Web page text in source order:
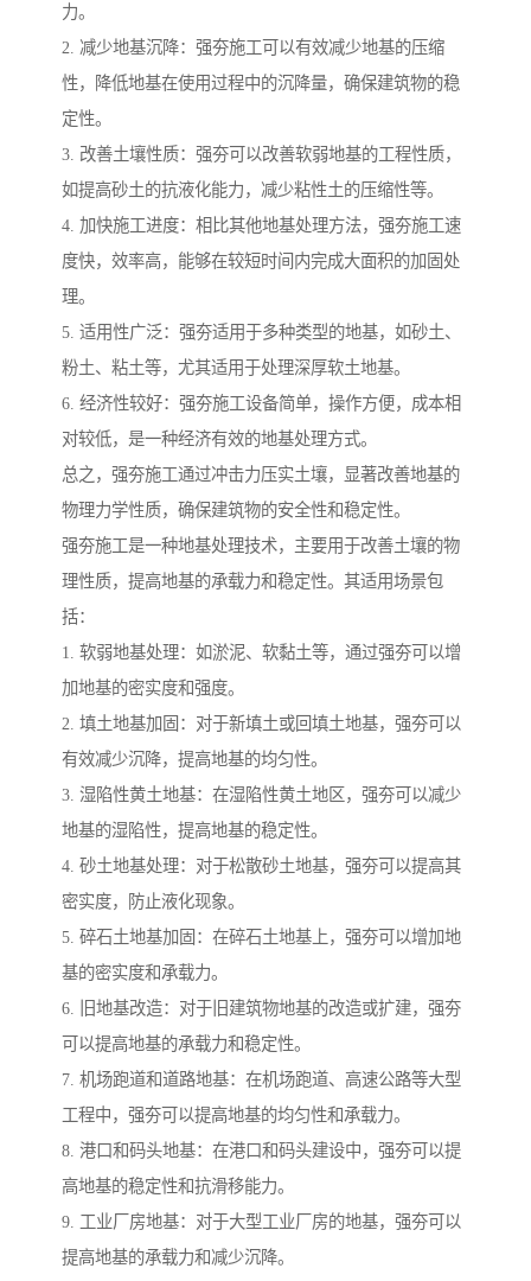
力。
2. 减少地基沉降：强夯施工可以有效减少地基的压缩
性，降低地基在使用过程中的沉降量，确保建筑物的稳
定性。
3. 改善土壤性质：强夯可以改善软弱地基的工程性质，
如提高砂土的抗液化能力，减少粘性土的压缩性等。
4. 加快施工进度：相比其他地基处理方法，强夯施工速
度快，效率高，能够在较短时间内完成大面积的加固处
理。
5. 适用性广泛：强夯适用于多种类型的地基，如砂土、
粉土、粘土等，尤其适用于处理深厚软土地基。
6. 经济性较好：强夯施工设备简单，操作方便，成本相
对较低，是一种经济有效的地基处理方式。
总之，强夯施工通过冲击力压实土壤，显著改善地基的
物理力学性质，确保建筑物的安全性和稳定性。
强夯施工是一种地基处理技术，主要用于改善土壤的物
理性质，提高地基的承载力和稳定性。其适用场景包
括：
1. 软弱地基处理：如淤泥、软黏土等，通过强夯可以增
加地基的密实度和强度。
2. 填土地基加固：对于新填土或回填土地基，强夯可以
有效减少沉降，提高地基的均匀性。
3. 湿陷性黄土地基：在湿陷性黄土地区，强夯可以减少
地基的湿陷性，提高地基的稳定性。
4. 砂土地基处理：对于松散砂土地基，强夯可以提高其
密实度，防止液化现象。
5. 碎石土地基加固：在碎石土地基上，强夯可以增加地
基的密实度和承载力。
6. 旧地基改造：对于旧建筑物地基的改造或扩建，强夯
可以提高地基的承载力和稳定性。
7. 机场跑道和道路地基：在机场跑道、高速公路等大型
工程中，强夯可以提高地基的均匀性和承载力。
8. 港口和码头地基：在港口和码头建设中，强夯可以提
高地基的稳定性和抗滑移能力。
9. 工业厂房地基：对于大型工业厂房的地基，强夯可以
提高地基的承载力和减少沉降。